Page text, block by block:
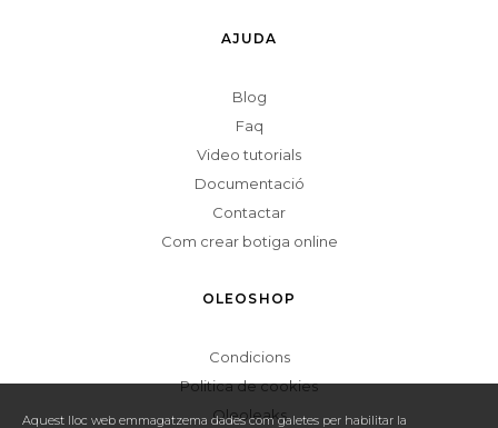
AJUDA
Blog
Faq
Video tutorials
Documentació
Contactar
Com crear botiga online
OLEOSHOP
Condicions
Politica de cookies
Oleoleaks
Aquest lloc web emmagatzema dades com galetes per habilitar la